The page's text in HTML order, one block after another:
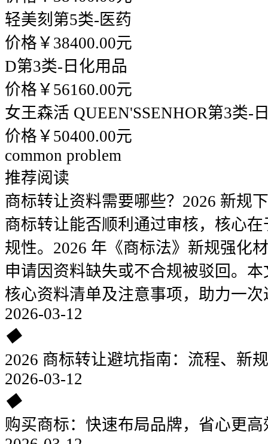
轻美刻 第5类-医药
价格￥38400.00元
D第3类-日化用品
价格￥56160.00元
女王森活 QUEEN'SSENHOR第3类-
价格￥50400.00元
common problem
推荐阅读
商标转让资料需要哪些？2026 新规
商标转让能否顺利通过审核，核心
规性。2026 年《商标法》新规强化
申请因资料缺失或不合规被驳回。
核心资料清单及注意事项，助力一次
2026-03-12
◆
2026 商标转让避坑指南：流程、新
2026-03-12
◆
购买商标：快速布局品牌，省心更高